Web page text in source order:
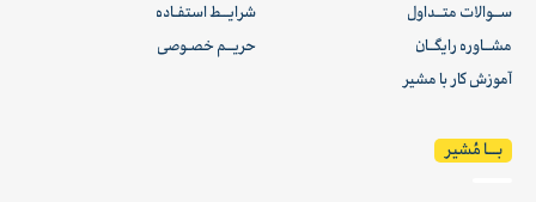
ســوالات متــداول
مشــاوره رایگــان
آموزش کار با مشیر
شرایــط استفـاده
حریــم خصـوصی
بـــا مُشیر